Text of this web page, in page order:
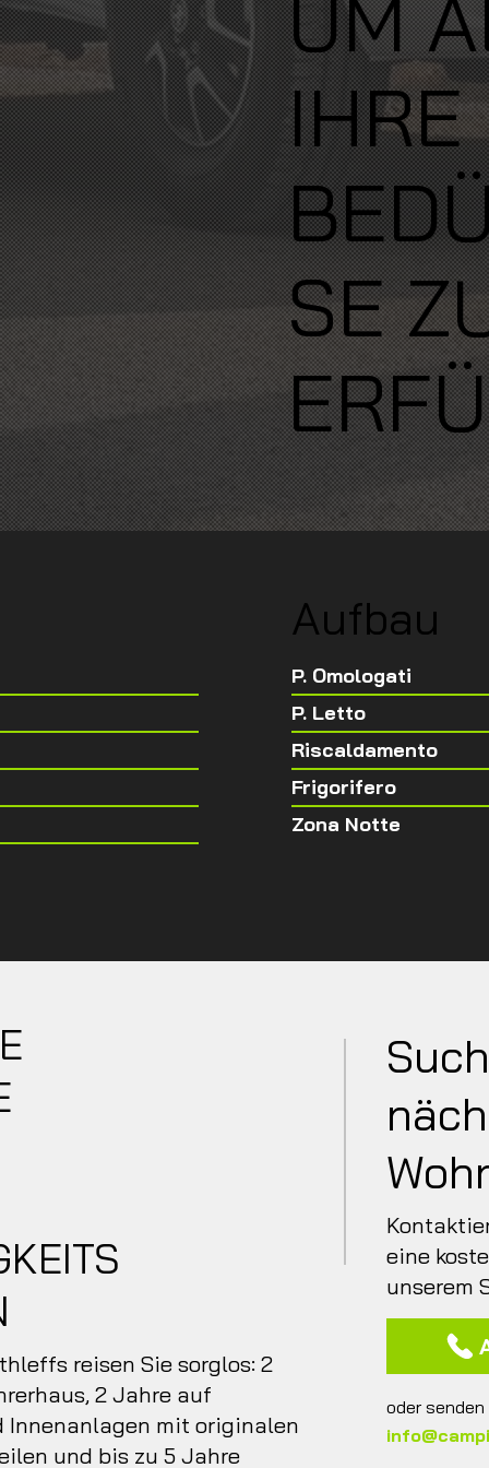
UM
IHRE
SE
Aufbau
P. Omologati
P. Letto
Riscaldamento
Frigorifero
Zona Notte
reisen Sie sorglos: 2
2 Jahre auf
Innenanlagen mit originalen
und bis zu 5 Jahre
eine
unserem
oder senden